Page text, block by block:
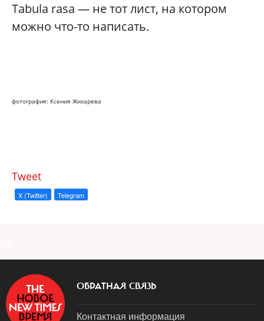
Tabula rasa — не тот лист, на котором
можно что-то написать.
фотография: Ксения Жихарева
Tweet
X (Twitter) Telegram
ОБРАТНАЯ СВЯЗЬ
Контактная информация